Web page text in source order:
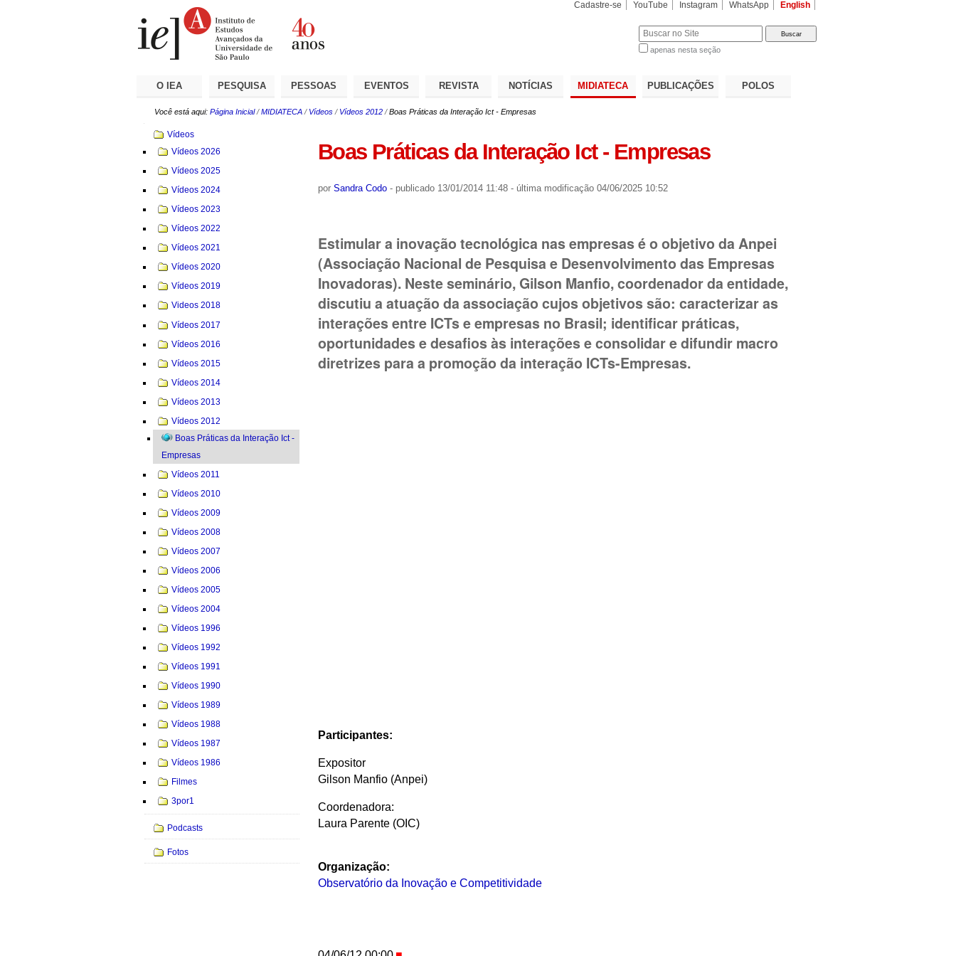
Cadastre-se YouTube Instagram WhatsApp English
apenas nesta seção
O IEA PESQUISA PESSOAS EVENTOS REVISTA NOTÍCIAS MIDIATECA PUBLICAÇÕES POLOS
Você está aqui: Página Inicial /MIDIATECA / Vídeos / Vídeos 2012 /Boas Práticas da Interação Ict - Empresas
Boas Práticas da Interação Ict - Empresas
por Sandra Codo - publicado13/01/2014 11:48 - última modificação04/06/2025 10:52
Estimular a inovação tecnológica nas empresas é o objetivo da Anpei
(Associação Nacional de Pesquisa e Desenvolvimento das Empresas
Inovadoras). Neste seminário, Gilson Manfio, coordenador da entidade,
discutiu a atuação da associação cujos objetivos são: caracterizar as
interações entre ICTs e empresas no Brasil; identificar práticas,
oportunidades e desafios às interações e consolidar e difundir macro
diretrizes para a promoção da interação ICTs-Empresas.
Participantes:
Expositor
Gilson Manfio (Anpei)
Coordenadora:
Laura Parente (OIC)
Organização:
Observatório da Inovação e Competitividade
Navegação
Vídeos
Vídeos 2026
Vídeos 2025
Vídeos 2024
Vídeos 2023
Vídeos 2022
Vídeos 2021
Vídeos 2020
Vídeos 2019
Videos 2018
Vídeos 2017
Vídeos 2016
Vídeos 2015
Vídeos 2014
Vídeos 2013
Vídeos 2012
Boas Práticas da Interação Ict -
Empresas
Vídeos 2011
Vídeos 2010
Vídeos 2009
Vídeos 2008
Vídeos 2007
Vídeos 2006
Vídeos 2005
Vídeos 2004
Vídeos 1996
Vídeos 1992
Vídeos 1991
Vídeos 1990
Vídeos 1989
Vídeos 1988
Vídeos 1987
Vídeos 1986
Filmes
3por1
Podcasts
Fotos